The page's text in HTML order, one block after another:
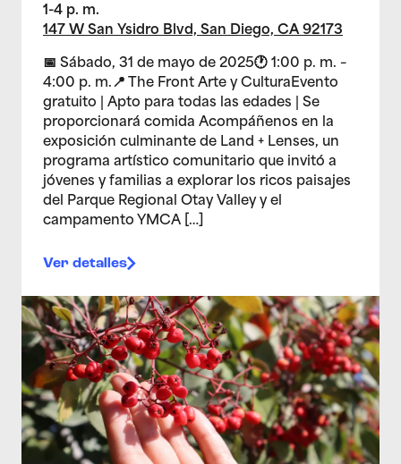
1-4 p. m.
147 W San Ysidro Blvd, San Diego, CA 92173
📅 Sábado, 31 de mayo de 2025🕐 1:00 p. m. –
4:00 p. m.📍 The Front Arte y CulturaEvento
gratuito | Apto para todas las edades | Se
proporcionará comida Acompáñenos en la
exposición culminante de Land + Lenses, un
programa artístico comunitario que invitó a
jóvenes y familias a explorar los ricos paisajes
del Parque Regional Otay Valley y el
campamento YMCA […]
Ver detalles
>Tierra + Lentes: Rituales y remedios